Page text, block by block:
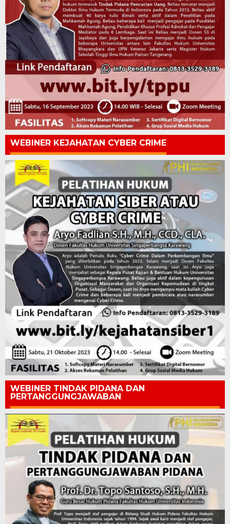
WEBINER KEJAHATAN CYBER CRIME
WEBINER TINDAK PIDANA DAN
PERTANGGUNGJAWABAN